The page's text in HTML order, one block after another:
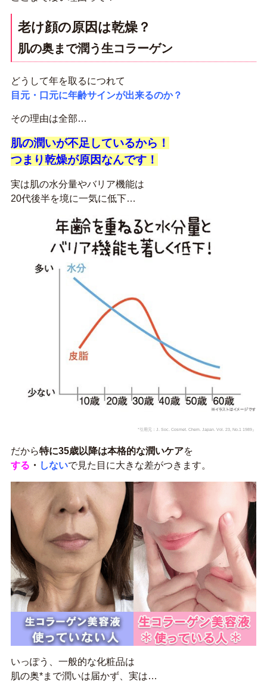
老け顔の原因は乾燥？
肌の奥まで潤う生コラーゲン
どうして年を取るにつれて
目元・口元に年齢サインが出来るのか？
その理由は全部…
肌の潤いが不足しているから！
つまり乾燥が原因なんです！
実は肌の水分量やバリア機能は
20代後半を境に一気に低下…
*引用元：J. Soc. Cosmet. Chem. Japan. Vol. 23, No.1 1989』
だから特に35歳以降は本格的な潤いケアを
する ・ しないで見た目に大きな差がつきます。
いっぽう、一般的な化粧品は
肌の奥*まで潤いは届かず、実は…